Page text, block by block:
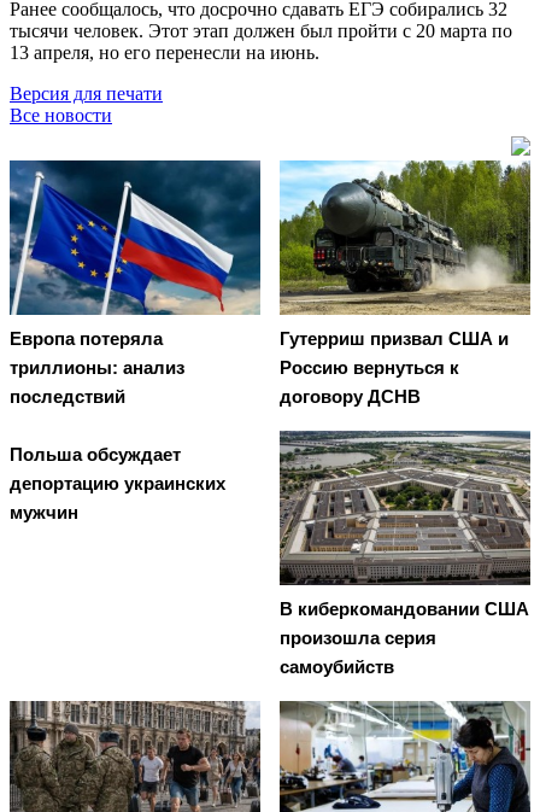
Ранее сообщалось, что досрочно сдавать ЕГЭ собирались 32
тысячи человек. Этот этап должен был пройти с 20 марта по
13 апреля, но его перенесли на июнь.
Версия для печати
Все новости
Европа потеряла
триллионы: анализ
последствий
Гутерриш призвал США и
Россию вернуться к
договору ДСНВ
Польша обсуждает
депортацию украинских
мужчин
В киберкомандовании США
произошла серия
самоубийств